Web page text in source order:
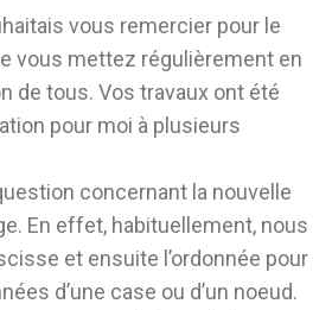
vous remercier pour le
vous mettez régulièrement en
de tous. Vos travaux ont été
pour moi à plusieurs
concernant la nouvelle
En effet, habituellement, nous
et ensuite l’ordonnée pour
d’une case ou d’un noeud.